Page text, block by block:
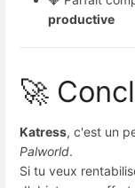
productive
🚀
Katress, c'est un
Palworld.
Si tu veux